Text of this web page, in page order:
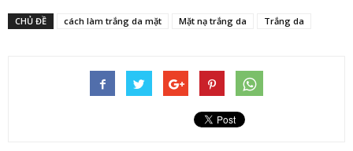
CHỦ ĐỀ cách làm trắng da mặt Mặt nạ trắng da Trắng da